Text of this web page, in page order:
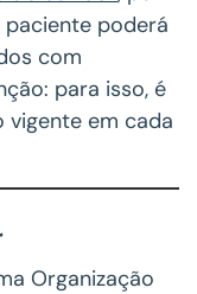
poderá
com
para isso, é
vigente em cada
Organização